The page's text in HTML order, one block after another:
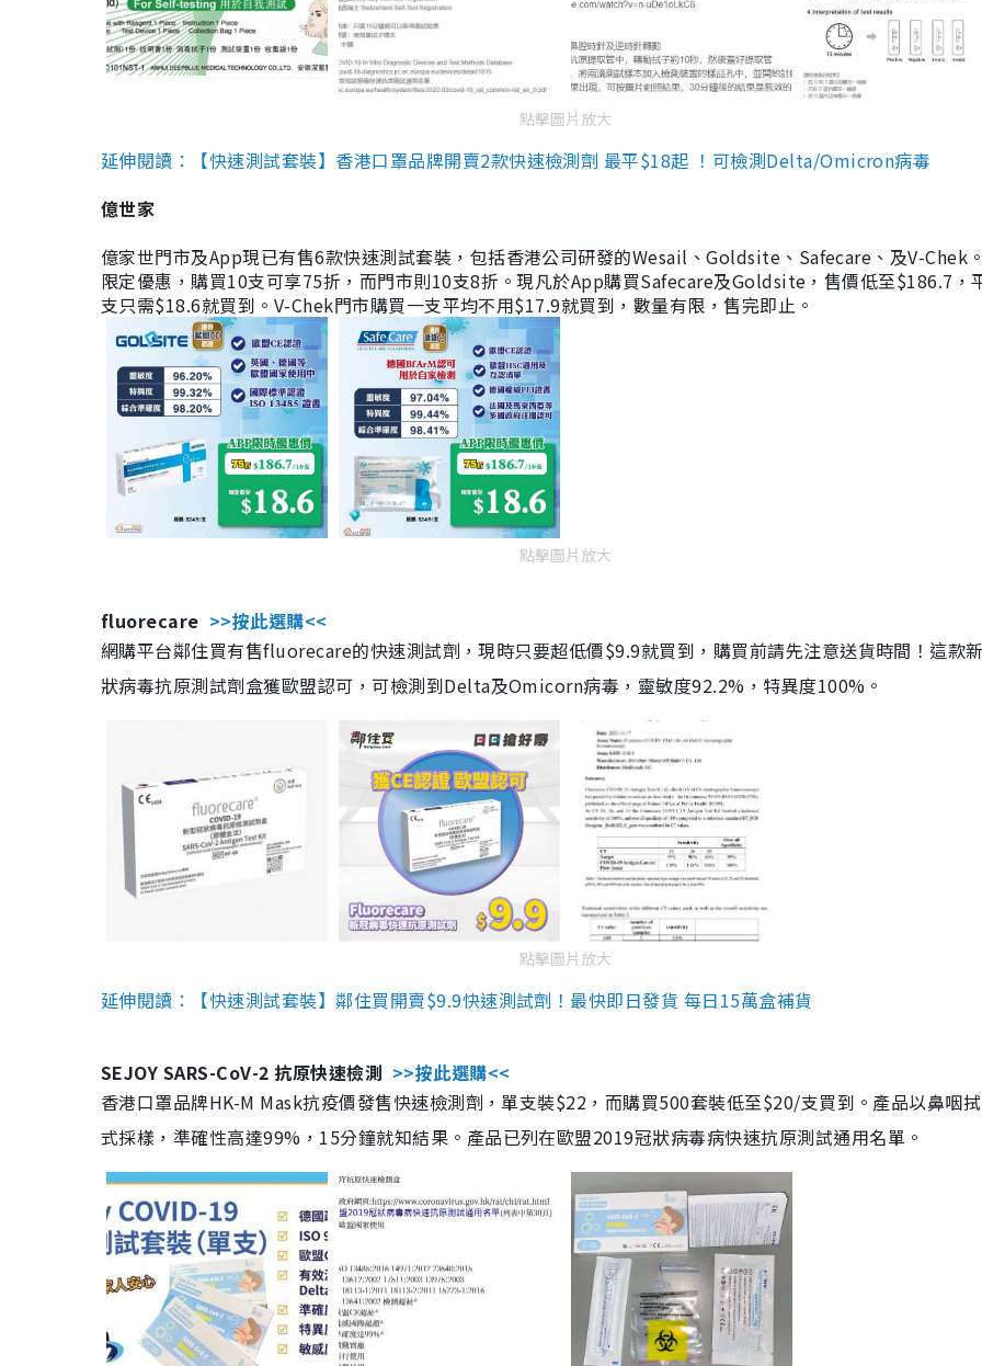
點擊圖片放大
延伸閱讀：【快速測試套裝】香港口罩品牌開賣2款快速檢測劑 最平$18起 ！可檢測Delta/Omicron病毒
億世家
億家世門市及App現已有售6款快速測試套裝，包括香港公司研發的Wesail、Goldsite、Safecare、及V-Chek
限定優惠，購買10支可享75折，而門市則10支8折。現凡於App購買Safecare及Goldsite，售價低至$186.7，
支只需$18.6就買到。V-Chek門市購買一支平均不用$17.9就買到，數量有限，售完即止。
點擊圖片放大
fluorecare >>按此選購<<
網購平台鄰住買有售fluorecare的快速測試劑，現時只要超低價$9.9就買到，購買前請先注意送貨時間！這款
狀病毒抗原測試劑盒獲歐盟認可，可檢測到Delta及Omicorn病毒，靈敏度92.2%，特異度100%。
點擊圖片放大
延伸閱讀：【快速測試套裝】鄰住買開賣$9.9快速測試劑！最快即日發貨 每日15萬盒補貨
SEJOY SARS-CoV-2 抗原快速檢測 >>按此選購<<
香港口罩品牌HK-M Mask抗疫價發售快速檢測劑，單支裝$22，而購買500套裝低至$20/支買到。產品以鼻咽
式採樣，準確性高達99%，15分鐘就知結果。產品已列在歐盟2019冠狀病毒病快速抗原測試通用名單。